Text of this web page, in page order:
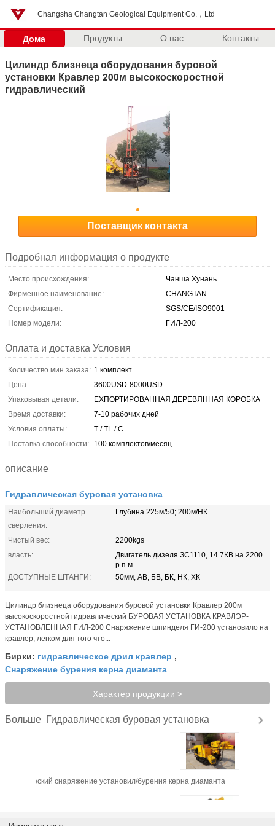
Changsha Changtan Geological Equipment Co.，Ltd
Дома Продукты О нас Контакты
Цилиндр близнеца оборудования буровой
установки Кравлер 200м высокоскоростной
гидравлический
Поставщик контакта
Подробная информация о продукте
Место происхождения:
Чанша Хунань
Фирменное наименование:
CHANGTAN
Сертификация:
SGS/CE/ISO9001
Номер модели:
ГИЛ-200
Оплата и доставка Условия
Количество мин заказа: 1 комплект
Цена:
3600USD-8000USD
Упаковывая детали:
ЕХПОРТИРОВАННАЯ ДЕРЕВЯННАЯ КОРОБКА
Время доставки:
7-10 рабочих дней
Условия оплаты:
T / TL / C
Поставка способности:
100 комплектов/месяц
описание
Гидравлическая буровая установка
Наибольший диаметр
сверления:
Глубина 225м/50; 200м/НК
Чистый вес:
2200kgs
власть:
Двигатель дизеля ЗС1110, 14.7КВ на 2200
р.п.м
ДОСТУПНЫЕ ШТАНГИ:
50мм, АВ, БВ, БК, НК, ХК
Цилиндр близнеца оборудования буровой установки Кравлер 200м
высокоскоростной гидравлический БУРОВАЯ УСТАНОВКА КРАВЛЭР-
УСТАНОВЛЕННАЯ ГИЛ-200 Снаряжение шпинделя ГИ-200 установило на
кравлер, легком для того что...
Бирки: гидравлическое дрил кравлер ,
Снаряжение бурения керна диаманта
Характер продукции >
Больше Гидравлическая буровая установка
снаряжение установил/бурения керна диаманта